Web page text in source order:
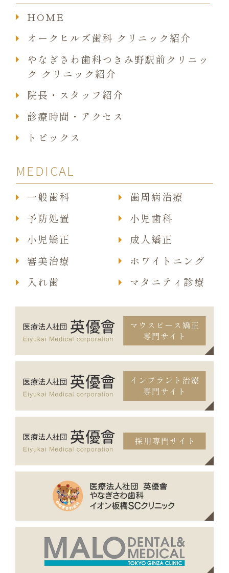
HOME
オークヒルズ歯科 クリニック紹介
やなぎさわ歯科つきみ野駅前クリニッ
ク クリニック紹介
院長・スタッフ紹介
診療時間・アクセス
トピックス
MEDICAL
一般歯科
成人矯正
歯周病治療
審美治療
予防処置
ホワイトニング
小児歯科
入れ歯
小児矯正
マタニティ診療